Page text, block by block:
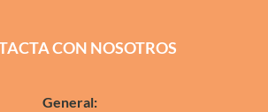
CON NOSOTROS
General: